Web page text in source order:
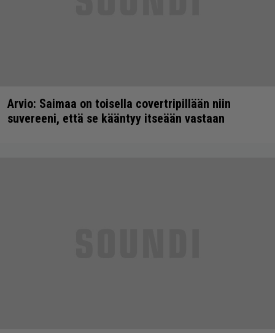
Arvio: Saimaa on toisella covertripillään niin
suvereeni, että se kääntyy itseään vastaan